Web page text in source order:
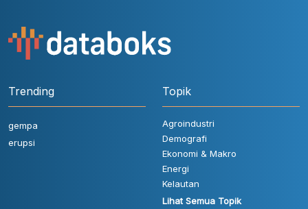
Trending
gempa
erupsi
Topik
Agroindustri
Demografi
Ekonomi & Makro
Energi
Kelautan
Lihat Semua Topik